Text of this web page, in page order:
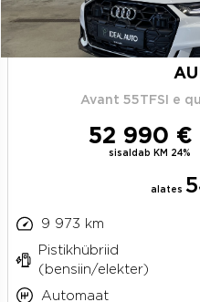
Avant 55TFSI e
52 990 €
sisaldab KM 24%
alates
9 973 km
Pistikhübriid
(bensiin/elekter)
Automaat